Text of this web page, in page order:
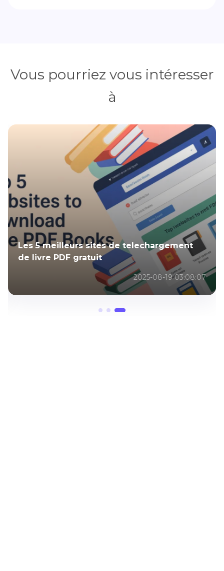
Vous pourriez vous intéresser
à
Les 5 meilleurs sites de telechargement
de livre PDF gratuit
2025-08-19 03:08:07